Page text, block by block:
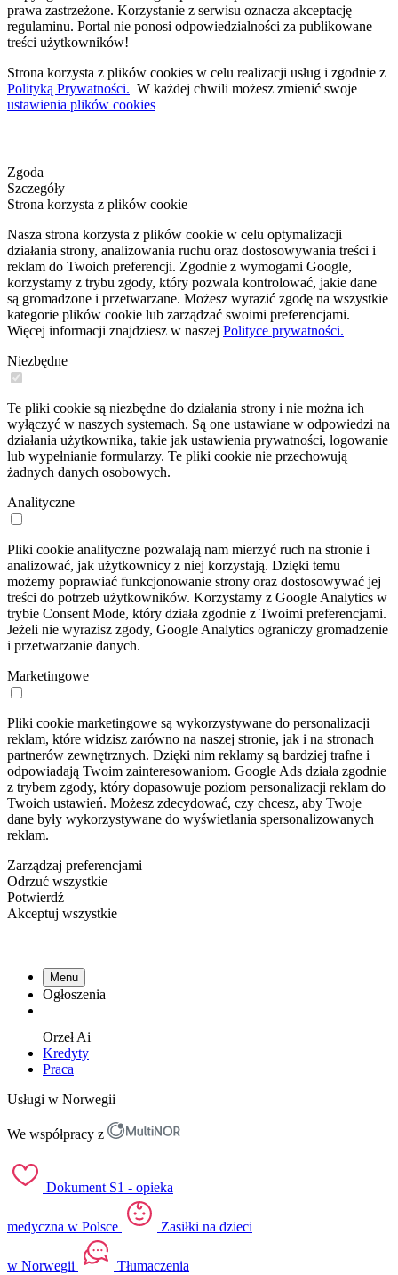
prawa zastrzeżone. Korzystanie z serwisu oznacza akceptację
regulaminu. Portal nie ponosi odpowiedzialności za publikowane
treści użytkowników!
Strona korzysta z plików cookies w celu realizacji usług i zgodnie z
Polityką Prywatności. W każdej chwili możesz zmienić swoje
ustawienia plików cookies
Zgoda
Szczegóły
Strona korzysta z plików cookie
Nasza strona korzysta z plików cookie w celu optymalizacji
działania strony, analizowania ruchu oraz dostosowywania treści i
reklam do Twoich preferencji. Zgodnie z wymogami Google,
korzystamy z trybu zgody, który pozwala kontrolować, jakie dane
są gromadzone i przetwarzane. Możesz wyrazić zgodę na wszystkie
kategorie plików cookie lub zarządzać swoimi preferencjami.
Więcej informacji znajdziesz w naszej Polityce prywatności.
Niezbędne
Te pliki cookie są niezbędne do działania strony i nie można ich
wyłączyć w naszych systemach. Są one ustawiane w odpowiedzi na
działania użytkownika, takie jak ustawienia prywatności, logowanie
lub wypełnianie formularzy. Te pliki cookie nie przechowują
żadnych danych osobowych.
Analityczne
Pliki cookie analityczne pozwalają nam mierzyć ruch na stronie i
analizować, jak użytkownicy z niej korzystają. Dzięki temu
możemy poprawiać funkcjonowanie strony oraz dostosowywać jej
treści do potrzeb użytkowników. Korzystamy z Google Analytics w
trybie Consent Mode, który działa zgodnie z Twoimi preferencjami.
Jeżeli nie wyrazisz zgody, Google Analytics ograniczy gromadzenie
i przetwarzanie danych.
Marketingowe
Pliki cookie marketingowe są wykorzystywane do personalizacji
reklam, które widzisz zarówno na naszej stronie, jak i na stronach
partnerów zewnętrznych. Dzięki nim reklamy są bardziej trafne i
odpowiadają Twoim zainteresowaniom. Google Ads działa zgodnie
z trybem zgody, który dopasowuje poziom personalizacji reklam do
Twoich ustawień. Możesz zdecydować, czy chcesz, aby Twoje
dane były wykorzystywane do wyświetlania spersonalizowanych
reklam.
Zarządzaj preferencjami
Odrzuć wszystkie
Potwierdź
Akceptuj wszystkie
Menu
Ogłoszenia
OrzełAi
Kredyty
Praca
Usługi w Norwegii
We współpracy z
Dokument S1 - opieka
medyczna w Polsce Zasiłki na dzieci
w Norwegii Tłumaczenia